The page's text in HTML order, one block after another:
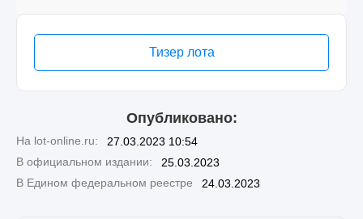
Тизер лота
Опубликовано:
На lot-online.ru:
27.03.2023 10:54
В официальном издании:
25.03.2023
В Едином федеральном реестре
24.03.2023